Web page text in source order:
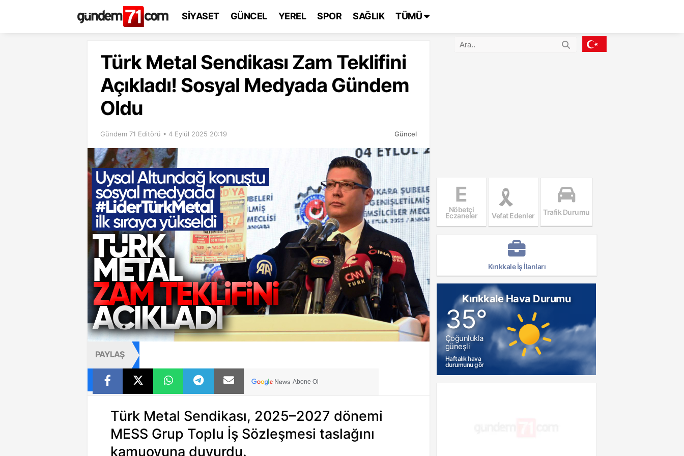
SİYASET GÜNCEL YEREL SPOR SAĞLIK TÜMÜ
Türk Metal Sendikası Zam Teklifini
Açıkladı! Sosyal Medyada Gündem
Oldu
Gündem 71 Editörü • 4 Eylül 2025 20:19 Güncel
PAYLAŞ
Abone Ol
Türk Metal Sendikası, 2025–2027 dönemi
MESS Grup Toplu İş Sözleşmesi taslağını
kamuoyuna duyurdu.
E
Nöbetçi
Eczaneler Vefat Edenler Trafik Durumu
Kırıkkale İş İlanları
Kırıkkale Hava Durumu
35°
Çoğunlukla
güneşli
Haftalık hava
durumunu gör